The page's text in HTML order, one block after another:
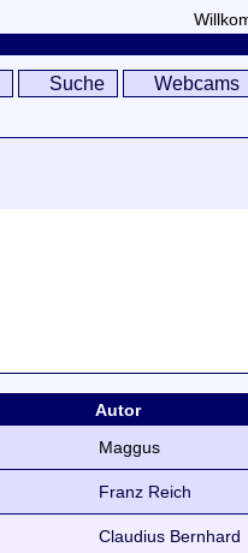
Suche Webcams
Autor
Maggus
Franz Reich
Claudius Bernhard